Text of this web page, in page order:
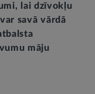
lai dzīvokļu
savā vārdā
māju